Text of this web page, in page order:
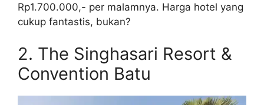
Rp1.700.000,- per malamnya. Harga hotel yang
cukup fantastis, bukan?
2. The Singhasari Resort &
Convention Batu